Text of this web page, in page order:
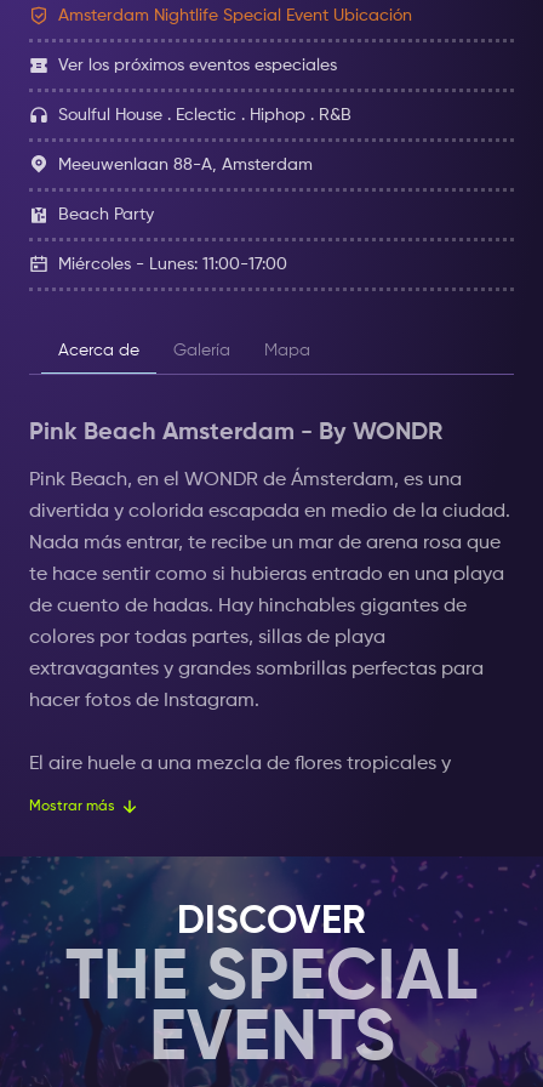
Amsterdam Nightlife Special Event Ubicación
Ver los próximos eventos especiales
Soulful House . Eclectic . Hiphop . R&B
Meeuwenlaan 88-A, Amsterdam
Beach Party
Miércoles - Lunes: 11:00-17:00
Acerca de Galería Mapa
Pink Beach Amsterdam - By WONDR
Pink Beach, en el WONDR de Ámsterdam, es una
divertida y colorida escapada en medio de la ciudad.
Nada más entrar, te recibe un mar de arena rosa que
te hace sentir como si hubieras entrado en una playa
de cuento de hadas. Hay hinchables gigantes de
colores por todas partes, sillas de playa
extravagantes y grandes sombrillas perfectas para
hacer fotos de Instagram.
El aire huele a una mezcla de flores tropicales y
deliciosos aperitivos de los puestos de comida
iluminan el lugar, dándole un brillo fresco y húmedo.
La clara laguna artificial es perfecta para darse un
chapuzón o flotar en divertidos flotadores con forma
de flamencos, unicornios y donuts.
Siempre suena música, lo que crea un ambiente
relajado y alegre que dan ganas de relajarse y
disfrutar. El sonido de la gente riendo y charlando se
Mostrar más
DISCOVER
THE SPECIAL
EVENTS